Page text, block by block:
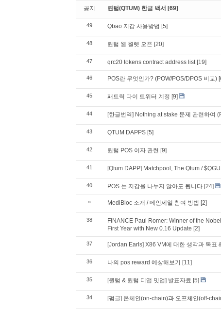
공지 퀀텀(QTUM) 한글 백서 [69]
49 Qbao 지갑 사용방법 [5]
48 퀀텀 웹 월렛 오픈 [20]
47 qrc20 tokens contract address list [19]
46 POS란 무엇인가? (POW/POS/DPOS 비교)
45 패트릭 다이 트위터 계정 [9]
44 [한글번역] Nothing at stake 문제 관련하여
43 QTUM DAPPS [5]
42 퀀텀 POS 이자 관련 [9]
41 [Qtum DAPP] Matchpool, The Qtum /
40 POS 는 지갑을 나누지 않아도 됩니다 [24]
» MediBloc 소개 / 메인세일 참여 방법 [2]
38
FINANCE Paul Romer: Winner of the
First Year with New 0.16 Update [2]
37 [Jordan Earls] X86 VM에 대한 생각과 목표
36 나의 pos reward 예상해보기 [11]
35 [퀀텀 & 퀀텀 디앱 밋업] 발표자료 [5]
34 [펌글] 온체인(on-chain)과 오프체인(off-